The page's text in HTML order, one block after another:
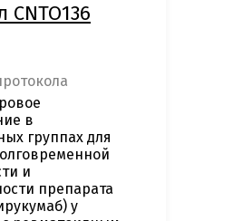
CNTO136
в
группах для
и
препарата
у